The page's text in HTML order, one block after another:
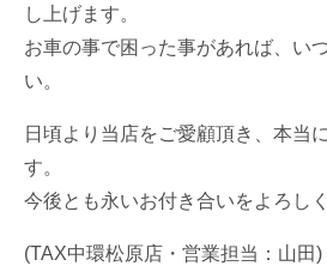
し上げます。
お車の事で困った事があれば、い
い。
日頃より当店をご愛顧頂き、本当
す。
今後とも永いお付き合いをよろし
(TAX中環松原店・営業担当：山田)